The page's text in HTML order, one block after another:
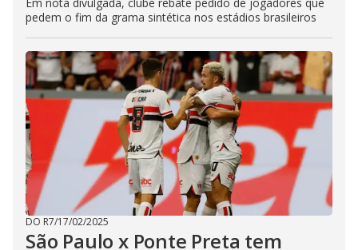
pedem o fim da grama sintética nos estádios brasileiros
DO R7/17/02/2025
São Paulo x Ponte Preta tem